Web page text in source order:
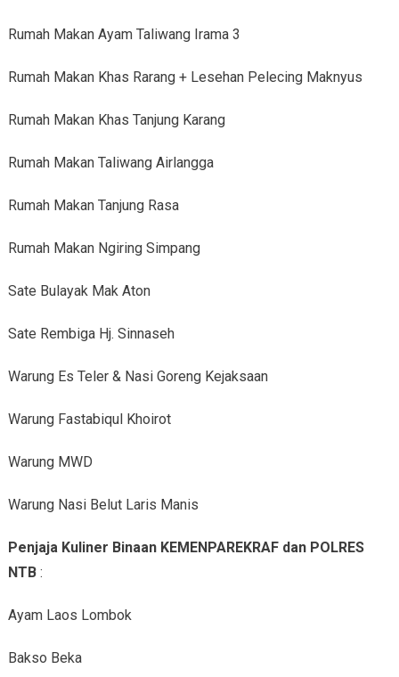
Rumah Makan Ayam Taliwang Irama 3
Rumah Makan Khas Rarang + Lesehan Pelecing Maknyus
Rumah Makan Khas Tanjung Karang
Rumah Makan Taliwang Airlangga
Rumah Makan Tanjung Rasa
Rumah Makan Ngiring Simpang
Sate Bulayak Mak Aton
Sate Rembiga Hj. Sinnaseh
Warung Es Teler & Nasi Goreng Kejaksaan
Warung Fastabiqul Khoirot
Warung MWD
Warung Nasi Belut Laris Manis
Penjaja Kuliner Binaan KEMENPAREKRAF dan POLRES
NTB :
Ayam Laos Lombok
Bakso Beka